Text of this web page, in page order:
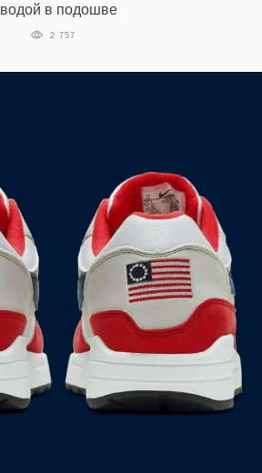
водой в подошве
2 757